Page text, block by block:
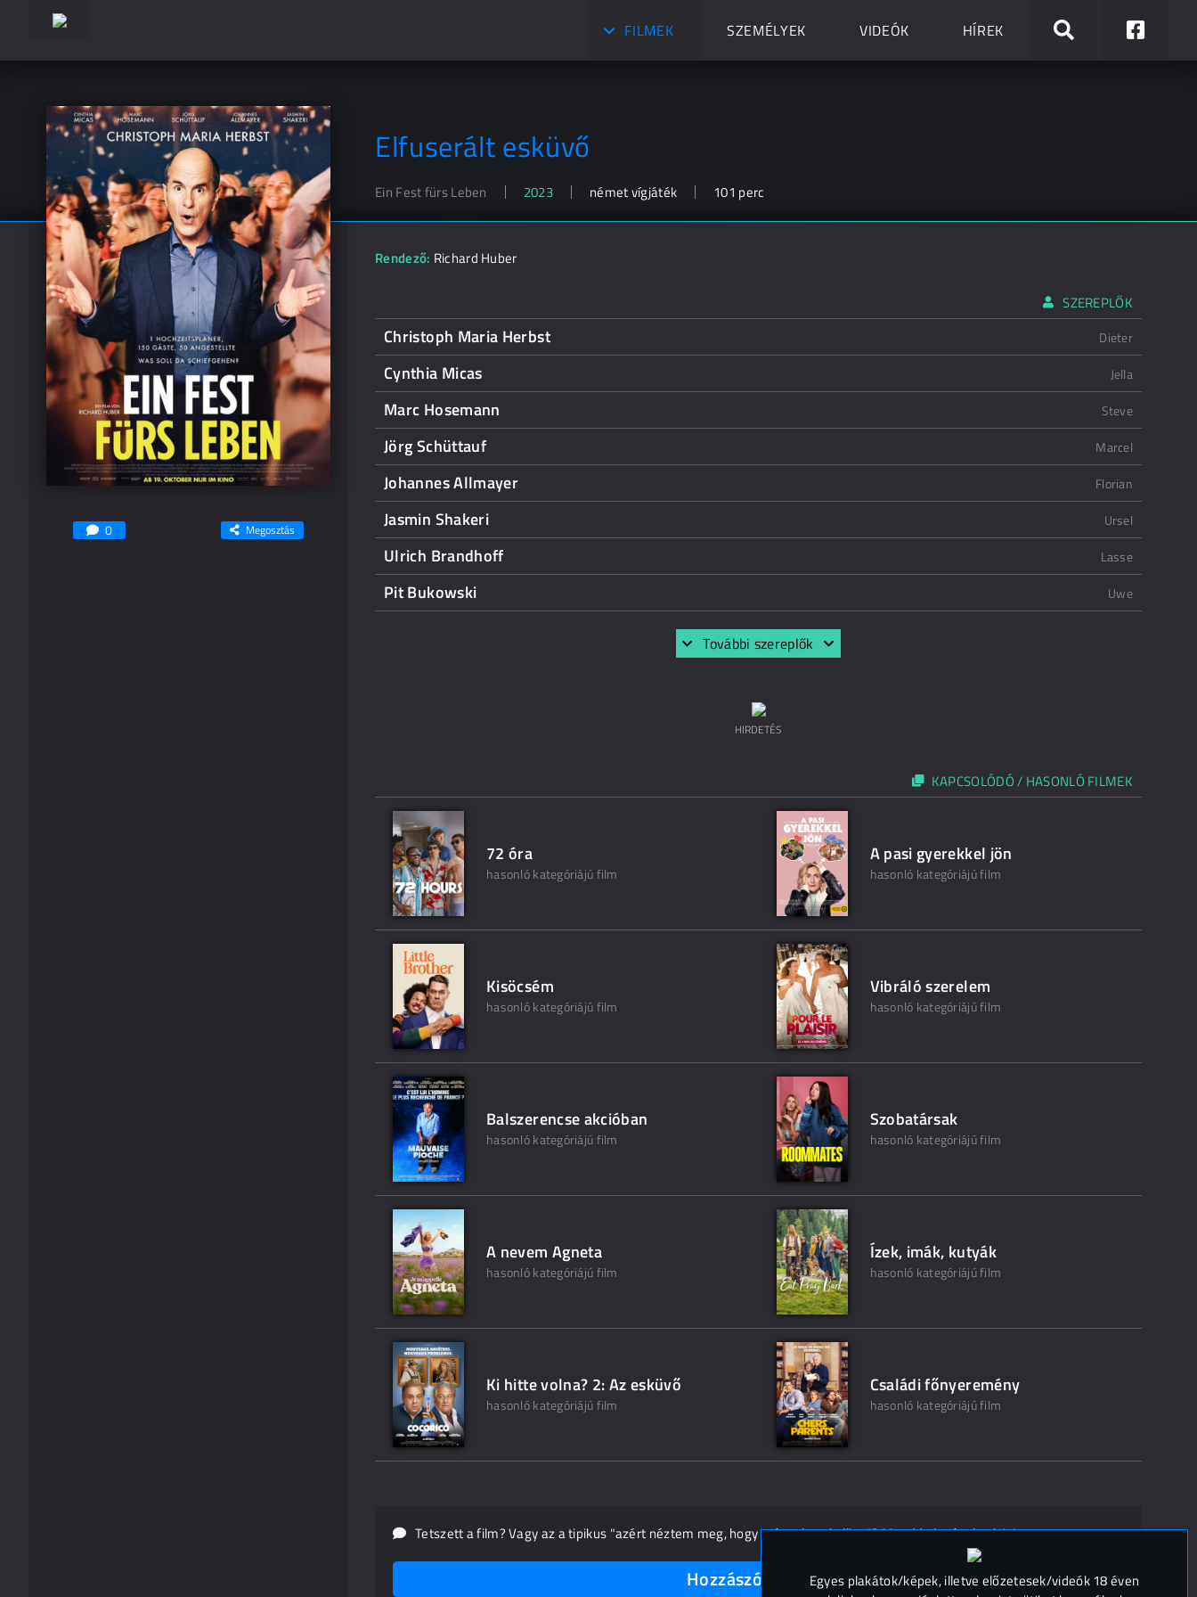
FILMEK SZEMÉLYEK VIDEÓK HÍREK
Elfuserált esküvő
Ein Fest fürs Leben 2023 német vígjáték 101 perc
0 Megosztás
Rendező: Richard Huber
SZEREPLŐK
Christoph Maria Herbst Dieter
Cynthia Micas Jella
Marc Hosemann Steve
Jörg Schüttauf Marcel
Johannes Allmayer Florian
Jasmin Shakeri Ursel
Ulrich Brandhoff Lasse
Pit Bukowski Uwe
További szereplők
HIRDETÉS
KAPCSOLÓDÓ / HASONLÓ FILMEK
72 óra
hasonló kategóriájú film
A pasi gyerekkel jön
hasonló kategóriájú film
Kisöcsém
hasonló kategóriájú film
Vibráló szerelem
hasonló kategóriájú film
Balszerencse akcióban
hasonló kategóriájú film
Szobatársak
hasonló kategóriájú film
A nevem Agneta
hasonló kategóriájú film
Ízek, imák, kutyák
hasonló kategóriájú film
Ki hitte volna? 2: Az esküvő
hasonló kategóriájú film
Családi főnyeremény
hasonló kategóriájú film
Tetszett a film? Vagy az a tipikus "azért néztem meg, hogy másnak ne kelljen"? Mondd el másoknak is!
Hozzászólások (0)
Egyes plakátok/képek, illetve előzetesek/videók 18 éven